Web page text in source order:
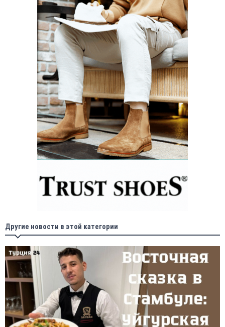
Другие новости в этой категории